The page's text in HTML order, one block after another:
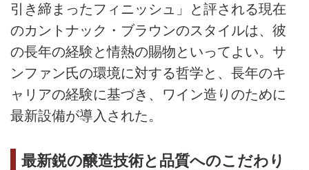
引き締まったフィニッシュ」と評される現在
のカントナック・ブラウンのスタイルは、彼
の長年の経験と情熱の賜物といってよい。サ
ンファン氏の環境に対する哲学と、長年のキ
ャリアの経験に基づき、ワイン造りのために
最新設備が導入された。
最新鋭の醸造技術と品質へのこだわり